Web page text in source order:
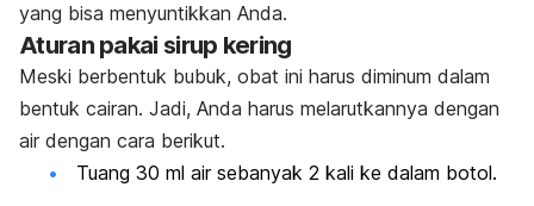
yang bisa menyuntikkan Anda.
Aturan pakai sirup kering
Meski berbentuk bubuk, obat ini harus diminum dalam
bentuk cairan. Jadi, Anda harus melarutkannya dengan
air dengan cara berikut.
Tuang 30 ml air sebanyak 2 kali ke dalam botol.